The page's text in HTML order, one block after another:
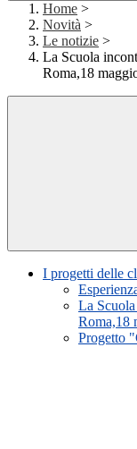
Home >
Novità >
Le notizie >
La Scuola
Roma,18
I progetti delle
La
Roma,18
Progetto